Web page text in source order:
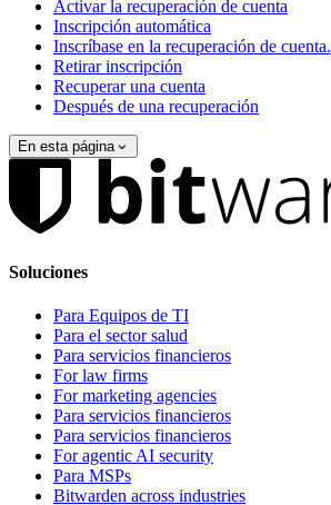
Activar la recuperación de cuenta
Inscripción automática
Inscríbase en la recuperación de cuenta.
Retirar inscripción
Recuperar una cuenta
Después de una recuperación
En esta página
Soluciones
Para Equipos de TI
Para el sector salud
Para servicios financieros
For law firms
For marketing agencies
Para servicios financieros
Para servicios financieros
For agentic AI security
Para MSPs
Bitwarden across industries